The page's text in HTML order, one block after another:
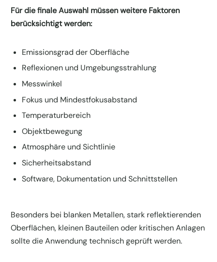
Für die finale Auswahl müssen weitere Faktoren
berücksichtigt werden:
Emissionsgrad der Oberfläche
Reflexionen und Umgebungsstrahlung
Messwinkel
Fokus und Mindestfokusabstand
Temperaturbereich
Objektbewegung
Atmosphäre und Sichtlinie
Sicherheitsabstand
Software, Dokumentation und Schnittstellen
Besonders bei blanken Metallen, stark reflektierenden
Oberflächen, kleinen Bauteilen oder kritischen Anlagen
sollte die Anwendung technisch geprüft werden.